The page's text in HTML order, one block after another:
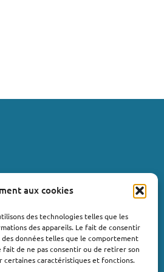
aux cookies
des technologies telles que les
des appareils. Le fait de consentir
données telles que le comportement
fait de ne pas consentir ou de retirer son
caractéristiques et fonctions.